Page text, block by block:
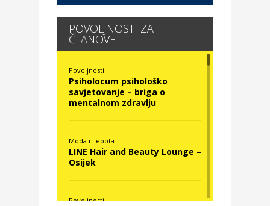
POVOLJNOSTI ZA
ČLANOVE
Povoljnosti
Psiholocum psihološko
savjetovanje – briga o
mentalnom zdravlju
Moda i ljepota
LINE Hair and Beauty Lounge –
Osijek
Povoljnosti